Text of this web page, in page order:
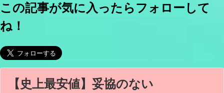
この記事が気に入ったらフォローして
ね！
【史上最安値】妥協のない